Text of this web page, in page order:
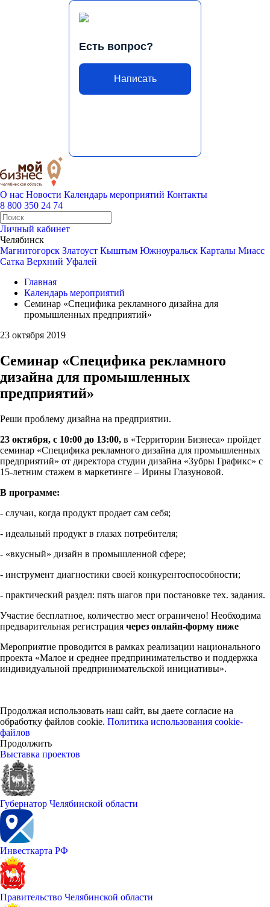
Есть вопрос?
Написать
О нас Новости Календарь мероприятий Контакты
8 800 350 24 74
Личный кабинет
Челябинск
Магнитогорск Златоуст Кыштым Южноуральск Карталы Миасс
Сатка Верхний Уфалей
Главная
Календарь мероприятий
Семинар «Специфика рекламного дизайна для
промышленных предприятий»
23 октября 2019
Семинар «Специфика рекламного
дизайна для промышленных
предприятий»
Реши проблему дизайна на предприятии.
23 октября, с 10:00 до 13:00, в «Территории Бизнеса» пройдет
семинар «Специфика рекламного дизайна для промышленных
предприятий» от директора студии дизайна «Зубры Графикс» с
15-летним стажем в маркетинге – Ирины Глазуновой.
В программе:
- случаи, когда продукт продает сам себя;
- идеальный продукт в глазах потребителя;
- «вкусный» дизайн в промышленной сфере;
- инструмент диагностики своей конкурентоспособности;
- практический раздел: пять шагов при постановке тех. задания.
Участие бесплатное, количество мест ограничено! Необходима
предварительная регистрация через онлайн-форму ниже
Мероприятие проводится в рамках реализации национального
проекта «Малое и среднее предпринимательство и поддержка
индивидуальной предпринимательской инициативы».
Продолжая использовать наш сайт, вы даете согласие на
обработку файлов cookie. Политика использования cookie-
файлов
Продолжить
Выставка проектов
Губернатор Челябинской области
Инвесткарта РФ
Правительство Челябинской области